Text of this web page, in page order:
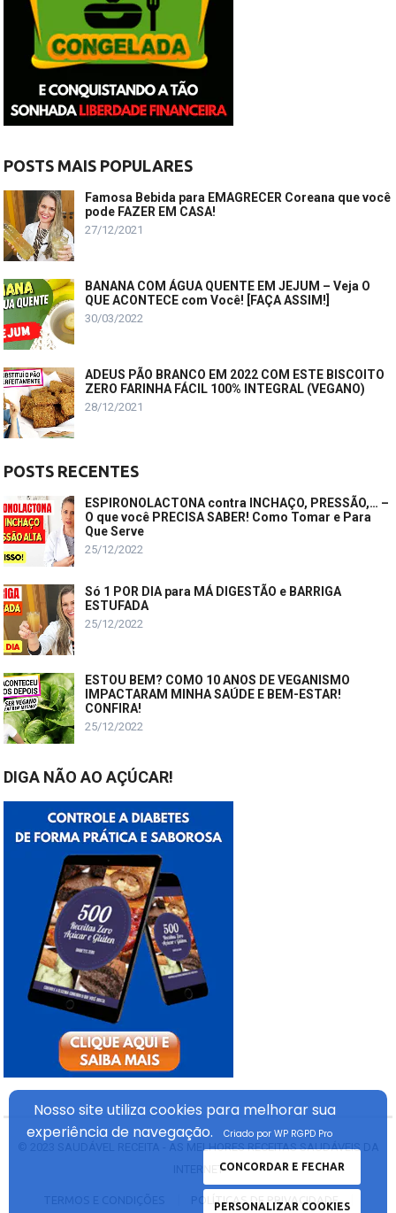
POSTS MAIS POPULARES
Famosa Bebida para EMAGRECER Coreana que você
pode FAZER EM CASA!
27/12/2021
BANANA COM ÁGUA QUENTE EM JEJUM – Veja O
QUE ACONTECE com Você! [FAÇA ASSIM!]
30/03/2022
ADEUS PÃO BRANCO EM 2022 COM ESTE BISCOITO
ZERO FARINHA FÁCIL 100% INTEGRAL (VEGANO)
28/12/2021
POSTS RECENTES
ESPIRONOLACTONA contra INCHAÇO, PRESSÃO,… –
O que você PRECISA SABER! Como Tomar e Para
Que Serve
25/12/2022
Só 1 POR DIA para MÁ DIGESTÃO e BARRIGA
ESTUFADA
25/12/2022
ESTOU BEM? COMO 10 ANOS DE VEGANISMO
IMPACTARAM MINHA SAÚDE E BEM-ESTAR!
CONFIRA!
25/12/2022
DIGA NÃO AO AÇÚCAR!
SAUDÁVEL RECEITA - AS MELHORES RECEITAS SAUDÁVEIS DA
INTERNET
Nosso site utiliza cookies para melhorar sua
experiênciade navegação.
CONCORDAR E FECHAR
PERSONALIZAR COOKIES
Criado por WP RGPD Pro